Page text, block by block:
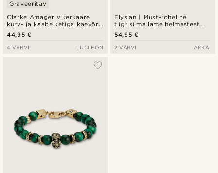
Clarke Amager vikerkaare
kurv- ja kaabelketiga käevõru
naerunäo ripatsiga
Graveeritav
44,95 €
4 VÄRVI LUCLEON
Elysian | Must-roheline
tiigrisilma lame helmestest
käevõru
54,95 €
2 VÄRVI ARKAI